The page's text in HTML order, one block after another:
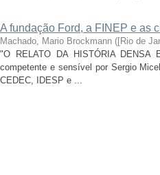
A fundação Ford, a FINEP e as
Machado, Mario Brockmann ([Rio de
"O RELATO DA HISTÓRIA DENSA
competente e sensível por Sergio
CEDEC, IDESP e ...